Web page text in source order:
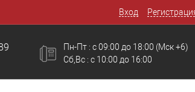
Вход
Пн-Пт : с 09:00 до 18:00
Сб,Вс : c 10:00 до 16:00
(Мск +6)